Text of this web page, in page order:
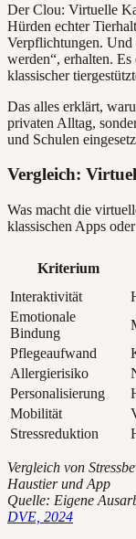
Der Clou: Virtuelle
Hürden echter
Verpflichtungen. Und
werden“, erhalten.
klassischer
Das alles erklärt,
privaten Alltag,
und Schulen
Vergleich:
Was macht die
klassischen Apps
Kriterium
Interaktivität
Emotionale
Bindung
Pflegeaufwand
Allergierisiko
Personalisierung
Mobilität
Stressreduktion
Vergleich von
Haustier und App
Quelle: Eigene
DVE, 2024